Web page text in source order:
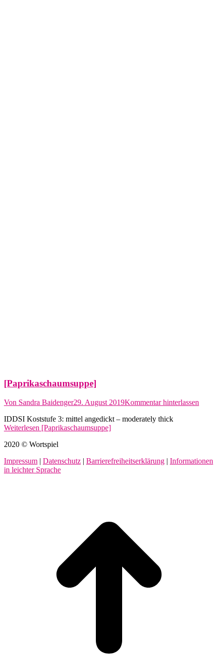
[Paprikaschaumsuppe]
Von Sandra Baidenger29. August 2019Kommentar hinterlassen
IDDSI Koststufe 3: mittel angedickt – moderately thick
Weiterlesen [Paprikaschaumsuppe]
2020 © Wortspiel
Impressum | Datenschutz | Barrierefreiheitserklärung | Informationen
in leichter Sprache